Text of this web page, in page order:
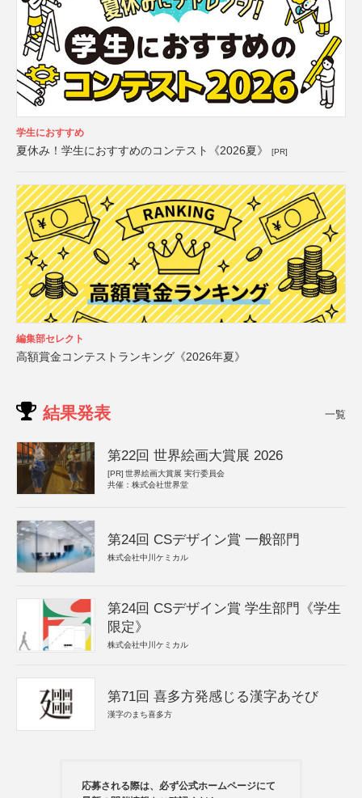
学生におすすめ
夏休み！学生におすすめのコンテスト《2026夏》 [PR]
編集部セレクト
高額賞金コンテストランキング《2026年夏》
結果発表 一覧
第22回 世界絵画大賞展 2026
[PR] 世界絵画大賞展 実行委員会
共催：株式会社世界堂
第24回 CSデザイン賞 一般部門
株式会社中川ケミカル
第24回 CSデザイン賞 学生部門《学生
限定》
株式会社中川ケミカル
第71回 喜多方発感じる漢字あそび
漢字のまち喜多方
応募される際は、必ず公式ホームページにて